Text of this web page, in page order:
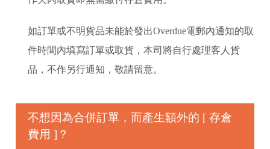
如訂單或不明貨品未能於發出Overdue電郵內通知的取
件時間內填寫訂單或取貨，本司將自行處理客人貨
品，不作另行通知，敬請留意。
不想因為合併訂單，而產生額外的 [ 存倉
費用 ]？